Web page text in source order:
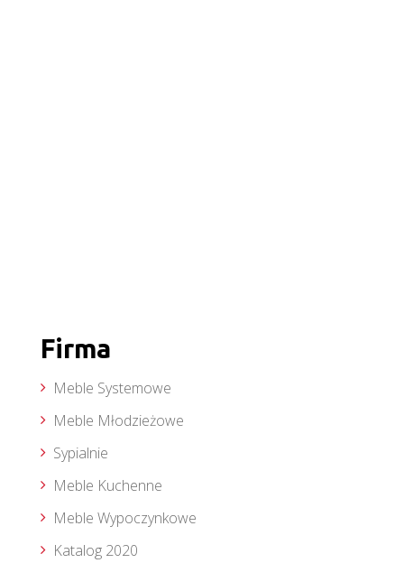
Firma
Meble Systemowe
Meble Młodzieżowe
Sypialnie
Meble Kuchenne
Meble Wypoczynkowe
Katalog 2020